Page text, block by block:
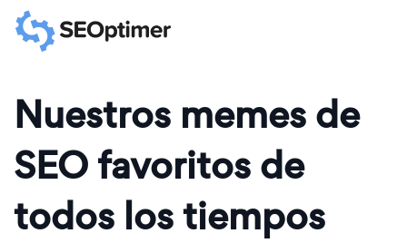
Nuestros memes de
SEO favoritos de
todos los tiempos